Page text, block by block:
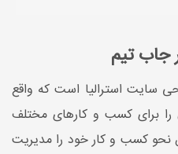
جاب تیم
سایت استرالیا است که واقع
را برای کسب و کارهای مختلف
نحو کسب و کار خود را مدیریت